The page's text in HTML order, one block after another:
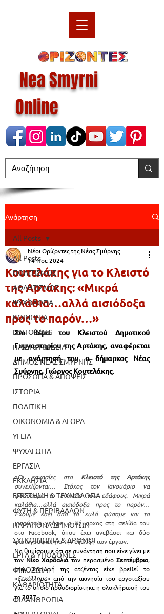
Nea Smyrni
Online
Ανάρτηση
All Posts
ΠΟΛΙΤΙΣΜΟΣ
ΑΘΛΗΤΙΣΜΟΣ
ΨΥΧΟΛΟΓΙΑ
ΚΟΙΝΩΝΙΑ
EDITORIALS
ΠΑΙΔΙ & ΠΑΙΔΕΙΑ
ΔΗΜΟΣ ΝΕΑΣ ΣΜΥΡΝΗΣ
ΠΡΟΣΩΠΑ & ΑΠΟΨΕΙΣ
ΙΣΤΟΡΙΑ
ΠΟΛΙΤΙΚΗ
ΟΙΚΟΝΟΜΙΑ & ΑΓΟΡΑ
ΥΓΕΙΑ
ΨΥΧΑΓΩΓΙΑ
ΕΡΓΑΣΙΑ
ΕΚΚΛΗΣΙΑ
ΕΠΙΣΤΗΜΗ & ΤΕΧΝΟΛΟΓΙΑ
ΦΥΣΗ & ΠΕΡΙΒΑΛΛΟΝ
ΠΑΡΑΠΟΝΑ ΔΗΜΟΤΩΝ
ΣΥΓΚΟΙΝΩΝΙΑ & ΔΡΟΜΟΙ
ΕΡΓΑ & ΥΠΟΔΟΜΕΣ
ΦΙΛΟΖΩΙΑ
ΚΑΘΑΡΙΟΤΗΤΑ
ΦΙΛΑΝΘΡΩΠΙΑ
All Posts
Κουτελάκης για το Κλειστό
της Αρτάκης: «Μικρά
καλάθια…αλλά αισιόδοξα
προς το παρόν…»
Νέοι Ορίζοντες της Νέας Σμύρνης
14 Νοε 2024
Στο θέμα του Κλειστού Δημοτικού
Γυμναστηρίου της Αρτάκης, αναφέρεται
με ανάρτησή του ο δήμαρχος Νέας
Σμύρνης, Γιώργος Κουτελάκης.
«Οι εργασίες στο Κλειστό της Αρτάκης
συνεχίζονται… Στόχος τον Ιανουάριο να
φθάσουμε το επίπεδο του εδάφους. Μικρά
καλάθια…αλλά αισιόδοξα προς το παρόν…
Έχουμε καεί από το χυλό φύσαμε και το
γιαούρτι!» γράφει ο δήμαρχος στη σελίδα του
στο Facebook, όπου έχει ανεβάσει και δύο
φωτογραφίες για την εξέλιξη των έργων.
Να θυμίσουμε ότι σε συνάντηση που είχε γίνει με
τον Νίκο Χαρδαλιά τον περασμένο Σεπτέμβριο,
«ξεκόλλημα» από την ακινησία του εργοταξίου
για το οποίο προσδιορίστηκε η ολοκλήρωσή του
το 2027.